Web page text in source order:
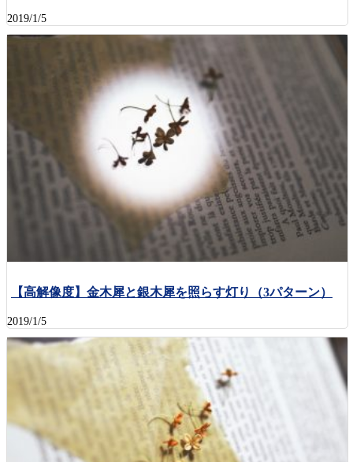
2019/1/5
【高解像度】金木犀と銀木犀を照らす灯り（3パターン）
2019/1/5